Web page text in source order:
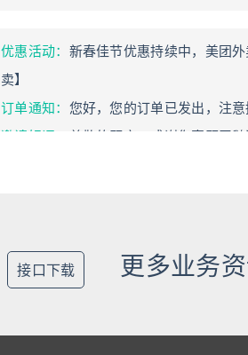
优惠活动： 新春佳节优惠持续中，美团
卖】
订单通知： 您好，您的订单已发出，注
邀请好评：
尊敬的顾客，感谢您惠顾天
接口下载 更多业务